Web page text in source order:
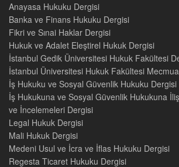
Anayasa Hukuku Dergisi
Banka ve Finans Hukuku Dergisi
Fikri ve Sınai Haklar Dergisi
Hukuk ve Adalet Eleştirel Hukuk Dergisi
İstanbul Gedik Üniversitesi Hukuk Fakültesi
İstanbul Üniversitesi Hukuk Fakültesi
İş Hukuku ve Sosyal Güvenlik Hukuku Dergisi
İş Hukukuna ve Sosyal Güvenlik Hukukuna
ve İncelemeleri Dergisi
Legal Hukuk Dergisi
Mali Hukuk Dergisi
Medeni Usul ve İcra ve İflas Hukuku Dergisi
Regesta Ticaret Hukuku Dergisi